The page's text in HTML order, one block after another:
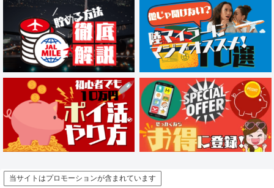
当サイトはプロモーションが含まれています